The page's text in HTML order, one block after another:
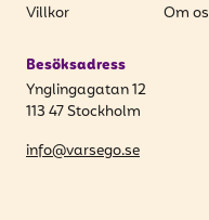
Villkor
Om
Besöksadress
Ynglingagatan 12
113 47 Stockholm
info@varsego.se